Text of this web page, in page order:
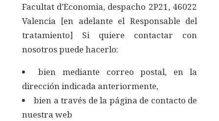
Facultat d’Economia, despacho 2P21, 46022
Valencia [en adelante el Responsable del
tratamiento] Si quiere contactar con
nosotros puede hacerlo:
bien mediante correo postal, en la
dirección indicada anteriormente,
bien a través de la página de contacto de
nuestra web